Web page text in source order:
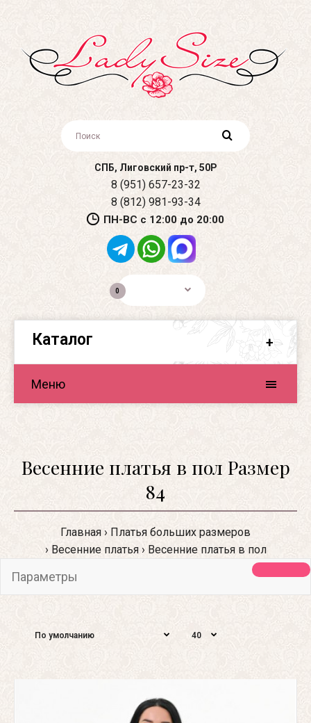
СПБ, Лиговский пр-т, 50Р
8 (951) 657-23-32
8 (812) 981-93-34
ПН-ВС с 12:00 до 20:00
0
Каталог
Меню
Весенние платья в пол Размер
84
Главная
Платья больших размеров
Весенние платья
Весенние платья в пол
Параметры